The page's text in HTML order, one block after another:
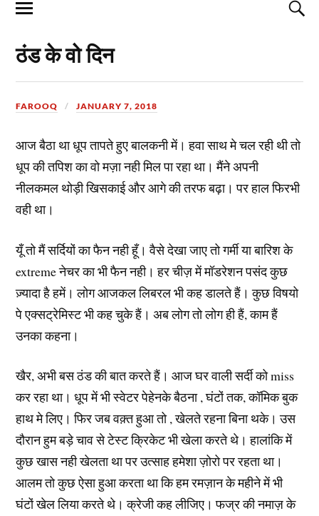
ठंड के वो दिन
FAROOQ JANUARY 7, 2018
आज बैठा था धूप तापते हुए बालकनी में। हवा साथ मे चल रही थी तो
धूप की तपिश का वो मज़ा नही मिल पा रहा था। मैंने अपनी
नीलकमल थोड़ी खिसकाई और आगे की तरफ बढ़ा। पर हाल फिरभी
वही था।
यूँ तो मैं सर्दियों का फैन नही हूँ। वैसे देखा जाए तो गर्मी या बारिश के
extreme नेचर का भी फैन नही। हर चीज़ में मॉडरेशन पसंद कुछ
ज़्यादा है हमें। लोग आजकल लिबरल भी कह डालते हैं। कुछ विषयो
पे एक्सट्रेमिस्ट भी कह चुके हैं। अब लोग तो लोग ही हैं, काम हैं
उनका कहना।
खैर, अभी बस ठंड की बात करते हैं। आज घर वाली सर्दी को miss
कर रहा था। धूप में भी स्वेटर पेहेनके बैठना , घंटों तक, कॉमिक बुक
हाथ मे लिए। फिर जब वक़्त हुआ तो , खेलते रहना बिना थके। उस
दौरान हुम बड़े चाव से टेस्ट क्रिकेट भी खेला करते थे। हालांकि में
कुछ खास नही खेलता था पर उत्साह हमेशा ज़ोरो पर रहता था।
आलम तो कुछ ऐसा हुआ करता था कि हम रमज़ान के महीने में भी
घंटों खेल लिया करते थे। क्रेजी कह लीजिए। फज्र की नमाज़ के